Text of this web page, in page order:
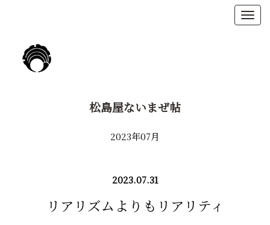
松島屋ないまぜ帖
2023年07月
2023.07.31
リアリズムよりもリアリティ